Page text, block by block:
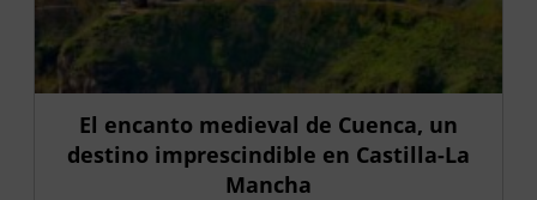
El encanto medieval de Cuenca, un
destino imprescindible en Castilla-La
Mancha